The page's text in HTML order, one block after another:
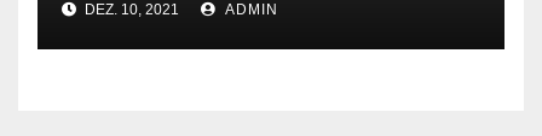
DEZ. 10, 2021 ADMIN